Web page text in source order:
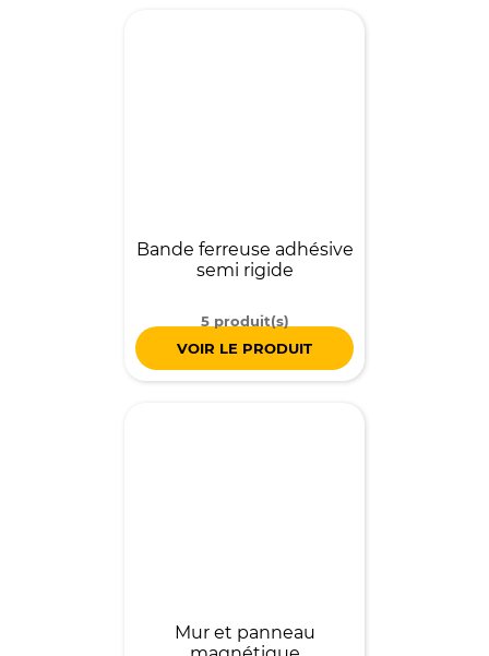
Bande ferreuse adhésive
semi rigide
5 produit(s)
VOIR LE PRODUIT
Mur et panneau